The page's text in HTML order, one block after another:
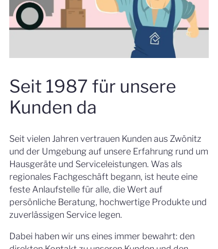
Seit 1987 für unsere
Kunden da
Seit vielen Jahren vertrauen Kunden aus Zwönitz
und der Umgebung auf unsere Erfahrung rund um
Hausgeräte und Serviceleistungen. Was als
regionales Fachgeschäft begann, ist heute eine
feste Anlaufstelle für alle, die Wert auf
persönliche Beratung, hochwertige Produkte und
zuverlässigen Service legen.
Dabei haben wir uns eines immer bewahrt: den